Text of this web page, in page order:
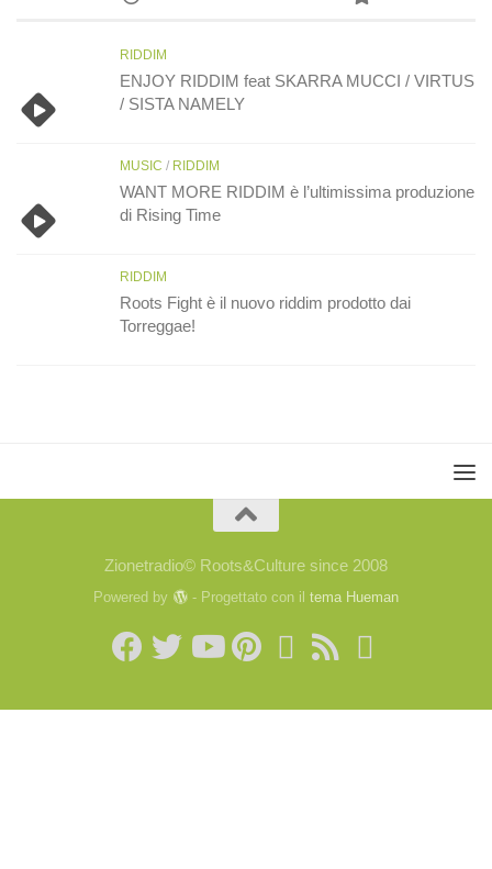
RIDDIM
ENJOY RIDDIM feat SKARRA MUCCI / VIRTUS
/ SISTA NAMELY
MUSIC / RIDDIM
WANT MORE RIDDIM è l’ultimissima produzione
di Rising Time
RIDDIM
Roots Fight è il nuovo riddim prodotto dai
Torreggae!
Zionetradio© Roots&Culture since 2008
Powered by - Progettato con il tema Hueman